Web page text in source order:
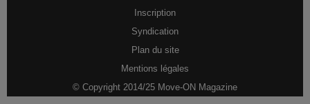
Inscription
Syndication
Plan du site
Mentions légales
© Copyright 2014/25 Move-ON Magazine